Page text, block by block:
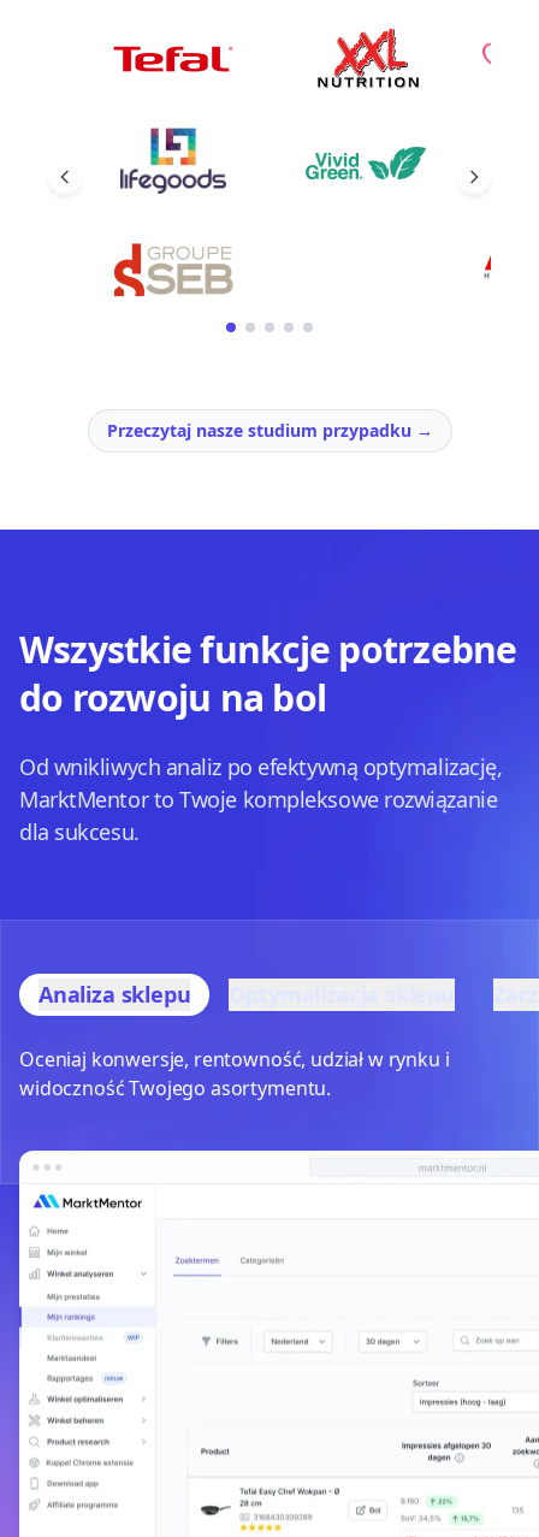
Przeczytaj nasze studium przypadku →
Wszystkie funkcje potrzebne
do rozwoju na bol
Od wnikliwych analiz po efektywną optymalizację,
MarktMentor to Twoje kompleksowe rozwiązanie
dla sukcesu.
Analiza sklepu
Oceniaj konwersje, rentowność, udział w rynku i
widoczność Twojego asortymentu.